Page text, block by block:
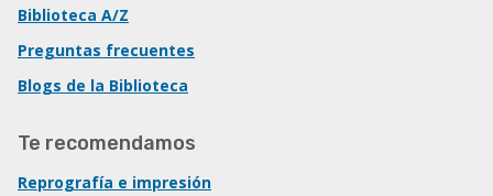
Biblioteca A/Z
Preguntas frecuentes
Blogs de la Biblioteca
Te recomendamos
Reprografía e impresión